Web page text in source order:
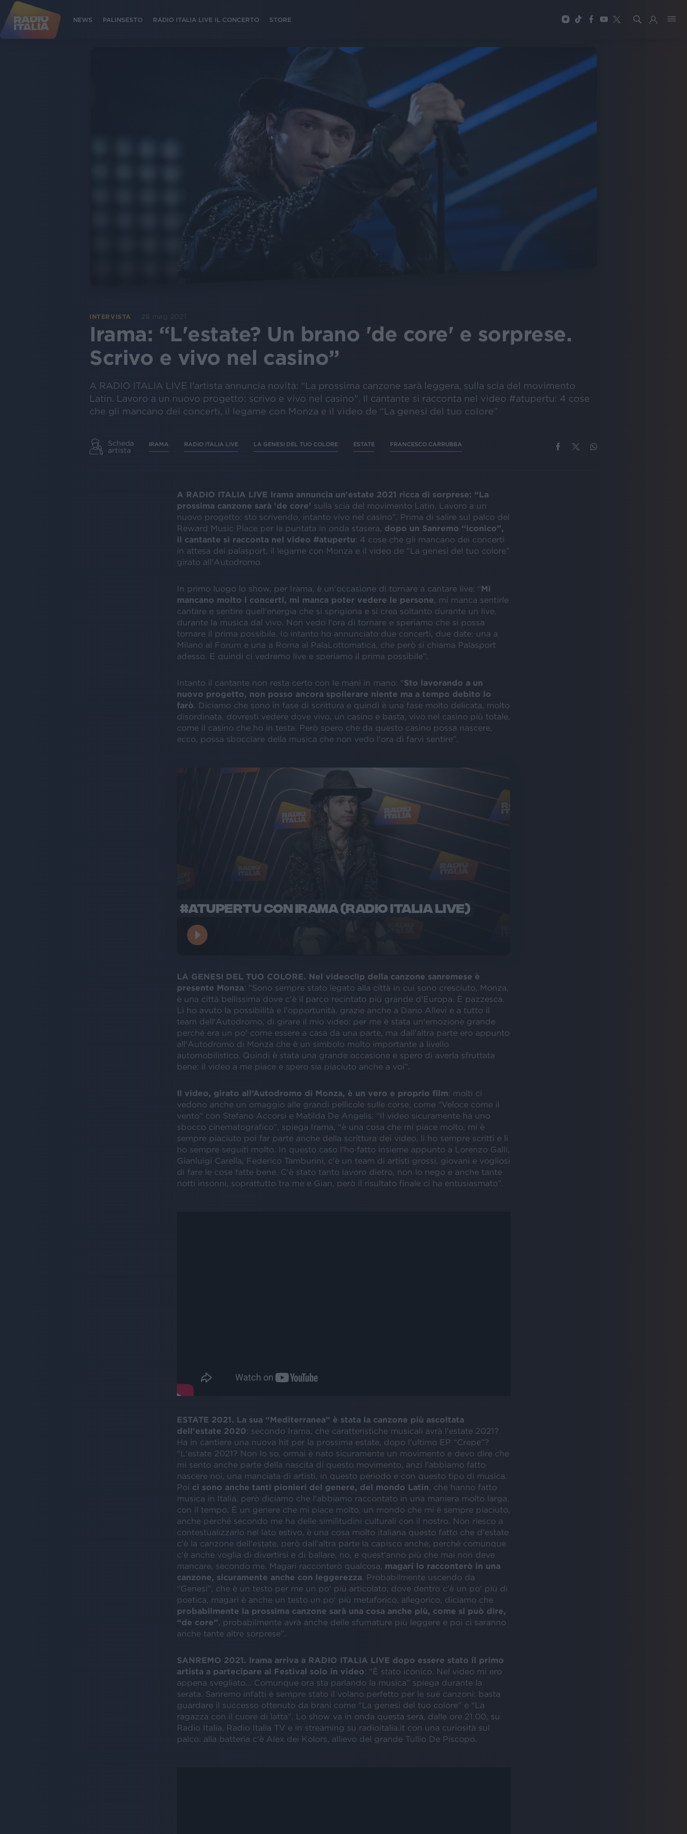
NEWS PALINSESTO RADIO ITALIA LIVE IL CONCERTO STORE
INTERVISTA 28 mag 2021
Irama: “L'estate? Un brano 'de core' e sorprese.
Scrivo e vivo nel casino”
A RADIO ITALIA LIVE l'artista annuncia novità: “La prossima canzone sarà leggera, sulla scia del movimento
Latin. Lavoro a un nuovo progetto: scrivo e vivo nel casino”. Il cantante si racconta nel video #atupertu: 4 cose
che gli mancano dei concerti, il legame con Monza e il video de “La genesi del tuo colore”
Scheda
artista
IRAMA RADIO ITALIA LIVE LA GENESI DEL TUO COLORE ESTATE FRANCESCO CARRUBBA
A RADIO ITALIA LIVE Irama annuncia un'estate 2021 ricca di sorprese: “La
prossima canzone sarà 'de core' sulla scia del movimento Latin. Lavoro a un
nuovo progetto: sto scrivendo, intanto vivo nel casino”. Prima di salire sul palco del
Reward Music Place per la puntata in onda stasera, dopo un Sanremo “iconico”,
il cantante si racconta nel video #atupertu: 4 cose che gli mancano dei concerti
in attesa dei palasport, il legame con Monza e il video de “La genesi del tuo colore”
girato all'Autodromo.
In primo luogo lo show, per Irama, è un'occasione di tornare a cantare live: “Mi
mancano molto i concerti, mi manca poter vedere le persone , mi manca sentirle
cantare e sentire quell'energia che si sprigiona e si crea soltanto durante un live,
durante la musica dal vivo. Non vedo l'ora di tornare e speriamo che si possa
tornare il prima possibile. Io intanto ho annunciato due concerti, due date: una a
Milano al Forum e una a Roma al PalaLottomatica, che però si chiama Palasport
adesso. E quindi ci vedremo live e speriamo il prima possibile”.
Intanto il cantante non resta certo con le mani in mano: “Sto lavorando a un
nuovo progetto, non posso ancora spoilerare niente ma a tempo debito lo
farò . Diciamo che sono in fase di scrittura e quindi è una fase molto delicata, molto
disordinata, dovresti vedere dove vivo, un casino e basta, vivo nel casino più totale,
come il casino che ho in testa. Però spero che da questo casino possa nascere,
ecco, possa sbocciare della musica che non vedo l'ora di farvi sentire”.
#ATUPERTU CON IRAMA (RADIO ITALIA LIVE)
LA GENESI DEL TUO COLORE. Nel videoclip della canzone sanremese è
presente Monza: “Sono sempre stato legato alla città in cui sono cresciuto, Monza,
è una città bellissima dove c'è il parco recintato più grande d'Europa. È pazzesca.
Lì ho avuto la possibilità e l'opportunità, grazie anche a Dario Allevi e a tutto il
team dell'Autodromo, di girare il mio video: per me è stata un'emozione grande
perché era un po' come essere a casa da una parte, ma dall'altra parte ero appunto
all'Autodromo di Monza che è un simbolo molto importante a livello
automobilistico. Quindi è stata una grande occasione e spero di averla sfruttata
bene: il video a me piace e spero sia piaciuto anche a voi”.
Il video, girato all’Autodromo di Monza, è un vero e proprio film: molti ci
vedono anche un omaggio alle grandi pellicole sulle corse, come “Veloce come il
vento” con Stefano Accorsi e Matilda De Angelis. “Il video sicuramente ha uno
sbocco cinematografico”, spiega Irama, “è una cosa che mi piace molto, mi è
sempre piaciuto poi far parte anche della scrittura dei video, li ho sempre scritti e li
ho sempre seguiti molto. In questo caso l'ho fatto insieme appunto a Lorenzo Galli,
Gianluigi Carella, Federico Tamburini, c'è un team di artisti grossi, giovani e vogliosi
di fare le cose fatte bene. C'è stato tanto lavoro dietro, non lo nego e anche tante
notti insonni, soprattutto tra me e Gian, però il risultato finale ci ha entusiasmato”.
ESTATE 2021. La sua “Mediterranea” è stata la canzone più ascoltata
dell'estate 2020: secondo Irama, che caratteristiche musicali avrà l'estate 2021?
Ha in cantiere una nuova hit per la prossima estate, dopo l'ultimo EP “Crepe”?
“L'estate 2021? Non lo so, ormai è nato sicuramente un movimento e devo dire che
mi sento anche parte della nascita di questo movimento, anzi l'abbiamo fatto
nascere noi, una manciata di artisti, in questo periodo e con questo tipo di musica.
Poi ci sono anche tanti pionieri del genere, del mondo Latin , che hanno fatto
musica in Italia, però diciamo che l'abbiamo raccontato in una maniera molto larga,
con il tempo. È un genere che mi piace molto, un mondo che mi è sempre piaciuto,
anche perché secondo me ha delle similitudini culturali con il nostro. Non riesco a
contestualizzarlo nel lato estivo, è una cosa molto italiana questo fatto che d'estate
c'è la canzone dell'estate, però dall'altra parte la capisco anche, perché comunque
c'è anche voglia di divertirsi e di ballare, no, e quest'anno più che mai non deve
mancare, secondo me. Magari racconterò qualcosa, magari lo racconterò in una
canzone, sicuramente anche con leggerezza . Probabilmente uscendo da
“Genesi”, che è un testo per me un po' più articolato, dove dentro c'è un po' più di
poetica, magari è anche un testo un po' più metaforico, allegorico, diciamo che
probabilmente la prossima canzone sarà una cosa anche più, come si può dire,
“de core” , probabilmente avrà anche delle sfumature più leggere e poi ci saranno
anche tante altre sorprese”.
SANREMO 2021. Irama arriva a RADIO ITALIA LIVE dopo essere stato il primo
artista a partecipare al Festival solo in video: “È stato iconico. Nel video mi ero
appena svegliato... Comunque ora sta parlando la musica” spiega durante la
serata. Sanremo infatti è sempre stato il volano perfetto per le sue canzoni: basta
guardare il successo ottenuto da brani come “La genesi del tuo colore” e “La
ragazza con il cuore di latta”. Lo show va in onda questa sera, dalle ore 21.00, su
Radio Italia, Radio Italia TV e in streaming su radioitalia.it con una curiosità sul
palco: alla batteria c'è Alex dei Kolors, allievo del grande Tullio De Piscopo.